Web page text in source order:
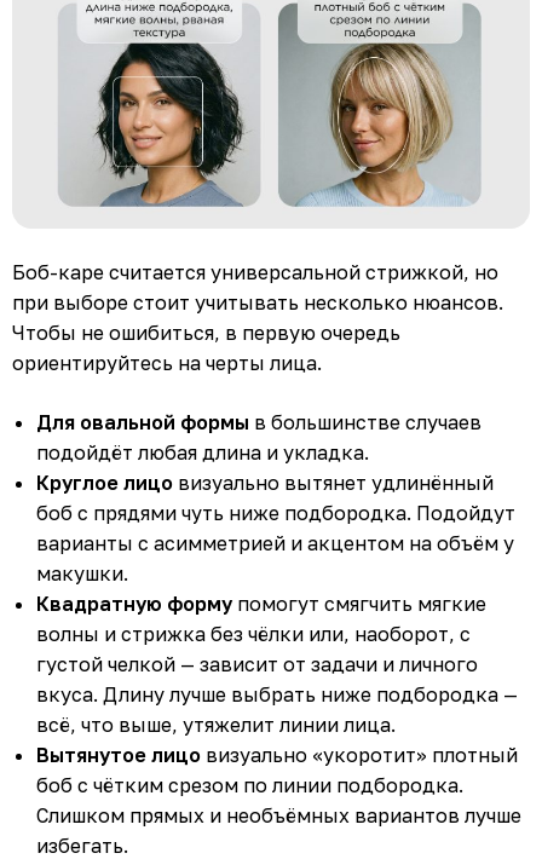
Боб-каре считается универсальной стрижкой, но
при выборе стоит учитывать несколько нюансов.
Чтобы не ошибиться, в первую очередь
ориентируйтесь на черты лица.
Для овальной формы в большинстве случаев
подойдёт любая длина и укладка.
Круглое лицо визуально вытянет удлинённый
боб с прядями чуть ниже подбородка. Подойдут
варианты с асимметрией и акцентом на объём у
макушки.
Квадратную форму помогут смягчить мягкие
волны и стрижка без чёлки или, наоборот, с
густой челкой — зависит от задачи и личного
вкуса. Длину лучше выбрать ниже подбородка —
всё, что выше, утяжелит линии лица.
Вытянутое лицо визуально «укоротит» плотный
боб с чётким срезом по линии подбородка.
Слишком прямых и необъёмных вариантов лучше
избегать.